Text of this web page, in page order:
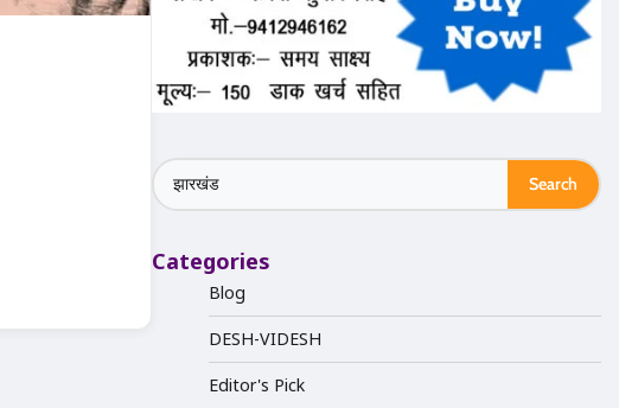
Search
for:
Categories
Blog
DESH-VIDESH
Editor's Pick